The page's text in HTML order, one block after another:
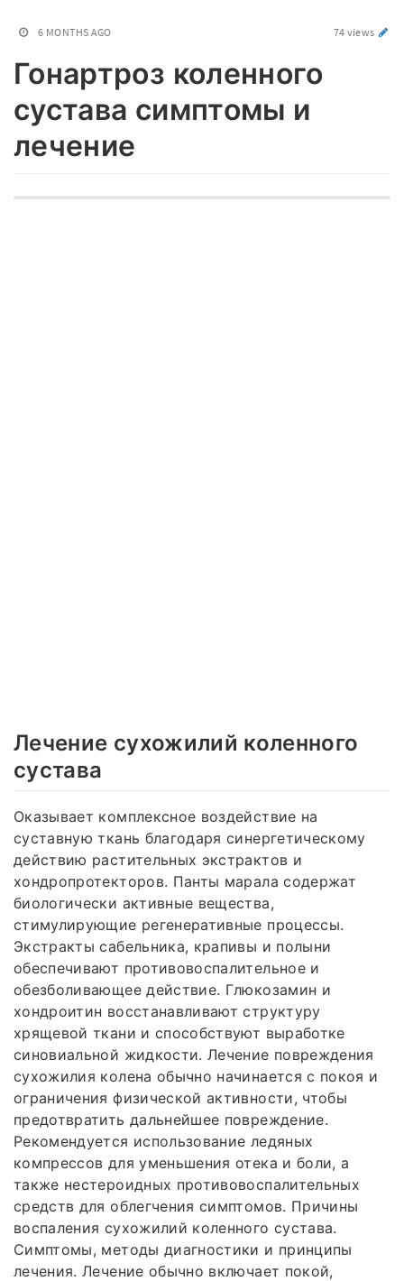
6 MONTHS AGO 74 views
Гонартроз коленного
сустава симптомы и
лечение
Лечение сухожилий коленного
сустава
Оказывает комплексное воздействие на
суставную ткань благодаря синергетическому
действию растительных экстрактов и
хондропротекторов. Панты марала содержат
биологически активные вещества,
стимулирующие регенеративные процессы.
Экстракты сабельника, крапивы и полыни
обеспечивают противовоспалительное и
обезболивающее действие. Глюкозамин и
хондроитин восстанавливают структуру
хрящевой ткани и способствуют выработке
синовиальной жидкости. Лечение повреждения
сухожилия колена обычно начинается с покоя и
ограничения физической активности, чтобы
предотвратить дальнейшее повреждение.
Рекомендуется использование ледяных
компрессов для уменьшения отека и боли, а
также нестероидных противовоспалительных
средств для облегчения симптомов. Причины
воспаления сухожилий коленного сустава.
Симптомы, методы диагностики и принципы
лечения. Лечение обычно включает покой,